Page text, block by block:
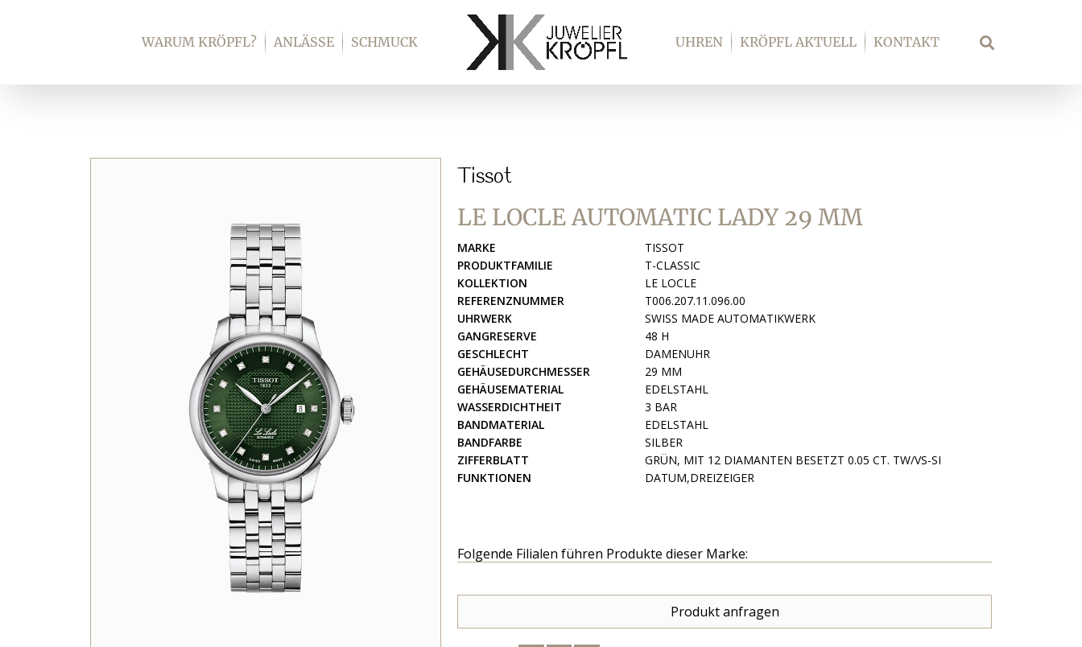
WARUM KRÖPFL? ANLÄSSE SCHMUCK UHREN KRÖPFL AKTUELL KONTAKT Suche
Tissot
LE LOCLE AUTOMATIC LADY 29 MM
MARKE
TISSOT
PRODUKTFAMILIE
T-CLASSIC
KOLLEKTION
LE LOCLE
REFERENZNUMMER
T006.207.11.096.00
UHRWERK
SWISS MADE AUTOMATIKWERK
GANGRESERVE
48 H
GESCHLECHT
DAMENUHR
GEHÄUSEDURCHMESSER
29 MM
GEHÄUSEMATERIAL
EDELSTAHL
WASSERDICHTHEIT
3 BAR
BANDMATERIAL
EDELSTAHL
BANDFARBE
SILBER
ZIFFERBLATT
GRÜN, MIT 12 DIAMANTEN BESETZT 0.05 CT. TW/VS-SI
FUNKTIONEN
DATUM,DREIZEIGER
Folgende Filialen führen Produkte dieser Marke:
Produkt anfragen